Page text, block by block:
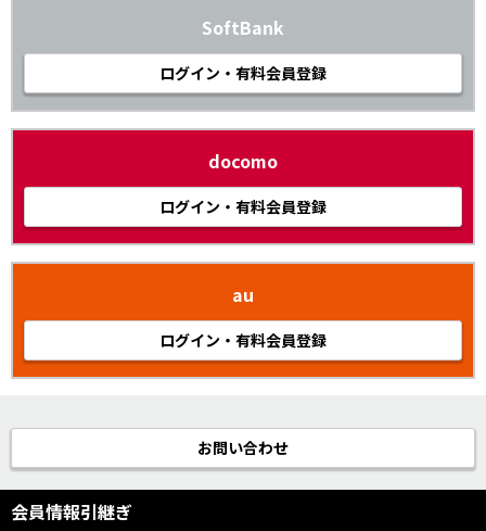
SoftBank
ログイン・有料会員登録
docomo
ログイン・有料会員登録
au
ログイン・有料会員登録
お問い合わせ
会員情報引継ぎ